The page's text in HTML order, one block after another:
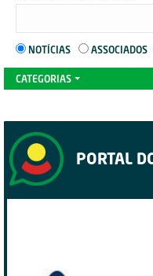
NOTÍCIAS ASSOCIADOS
CATEGORIAS
PORTAL